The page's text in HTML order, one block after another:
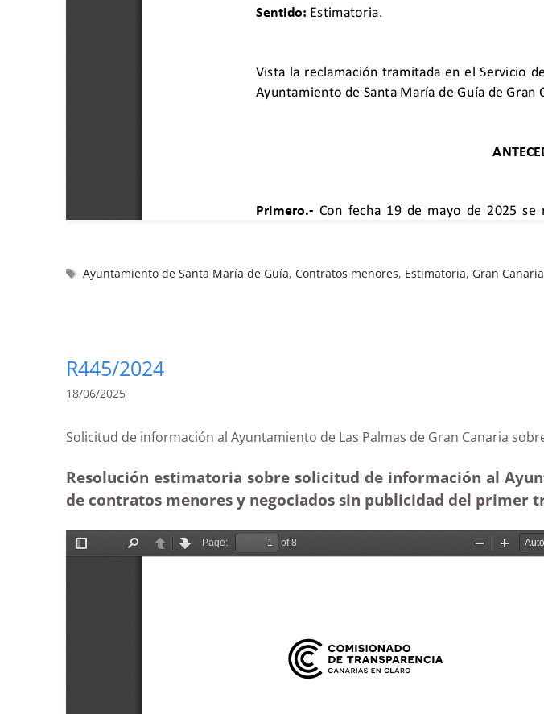
Ayuntamiento de Santa María de Guía,Contratos menores, Estimatoria, Gran Canaria
R445/2024
18/06/2025
Solicitud de información al Ayuntamiento de Las Palmas de Gran
Resolución estimatoria sobre solicitud de información al
de contratos menores y negociados sin publicidad del primer